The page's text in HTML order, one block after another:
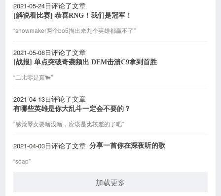
2021-05-24日评论了文章
[解说看比赛] 恭喜RNG！我们是冠军！
“showmaker两个bo5掏出来九个英雄都赢不了”
2021-05-08日评论了文章
[战报] 单点突破奇袭频出 DFM击溃C9拿到首胜
“二比零是真🐂”
2021-04-13日评论了文章
有哪些英雄是你大乱斗一定会不要的？
“感觉琴女要啥没啥，应该是比较差的了吧”
2021-04-03日评论了文章 分享一首你在深夜听的歌
“soap”
加载更多